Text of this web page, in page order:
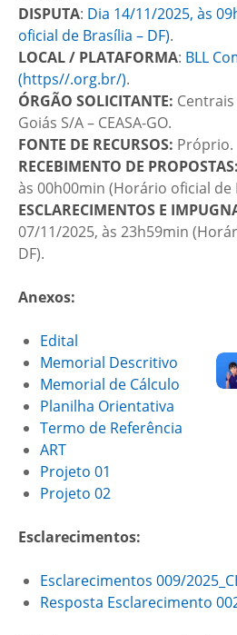
DISPUTA: Dia 14/11/2025, às
oficial de Brasília – DF).
LOCAL / PLATAFORMA: BLL
(https//.org.br/).
ÓRGÃO SOLICITANTE:
Goiás S/A – CEASA-GO.
FONTE DE RECURSOS: Próprio.
RECEBIMENTO DE PROPOSTAS:
às 00h00min (Horário oficial de
ESCLARECIMENTOS E
07/11/2025, às 23h59min
DF).
Anexos:
Edital
Memorial Descritivo
Memorial de Cálculo
Planilha Orientativa
Termo de Referência
ART
Projeto 01
Projeto 02
Esclarecimentos:
Esclarecimentos 009/
Resposta Esclarecimento